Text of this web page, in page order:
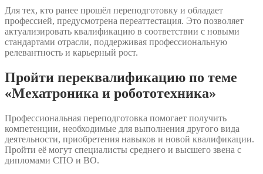
Для тех, кто ранее прошёл переподготовку и обладает
профессией, предусмотрена переаттестация. Это позволяет
актуализировать квалификацию в соответствии с новыми
стандартами отрасли, поддерживая профессиональную
релевантность и карьерный рост.
Пройти переквалификацию по теме
«Мехатроника и робототехника»
Профессиональная переподготовка помогает получить
компетенции, необходимые для выполнения другого вида
деятельности, приобретения навыков и новой квалификации.
Пройти её могут специалисты среднего и высшего звена с
дипломами СПО и ВО.